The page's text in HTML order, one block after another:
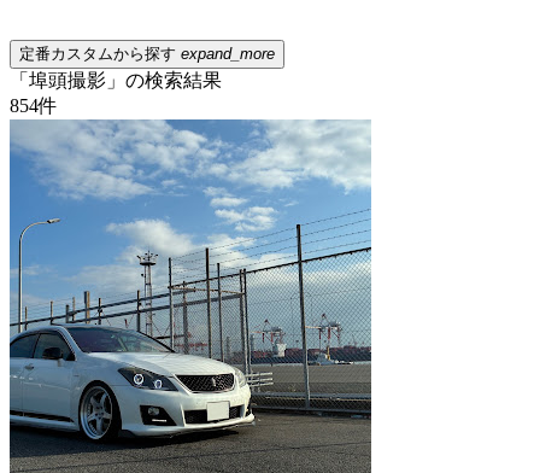
定番カスタムから探す expand_more
「埠頭撮影」の検索結果
854件